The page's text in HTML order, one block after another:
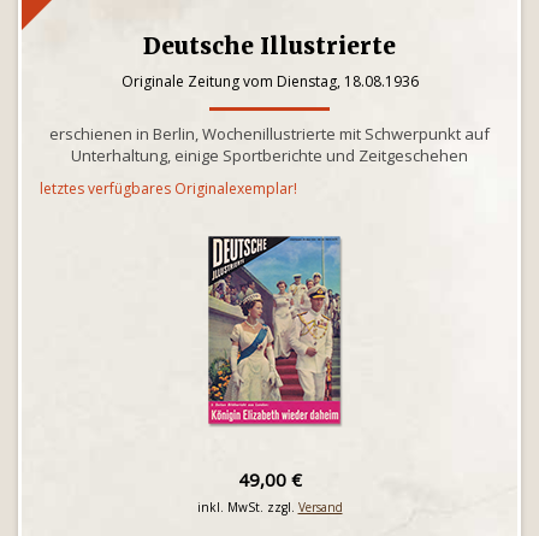
Deutsche Illustrierte
Originale Zeitung vom Dienstag, 18.08.1936
erschienen in Berlin, Wochenillustrierte mit Schwerpunkt auf
Unterhaltung, einige Sportberichte und Zeitgeschehen
letztes verfügbares Originalexemplar!
49,00 €
inkl. MwSt. zzgl. Versand